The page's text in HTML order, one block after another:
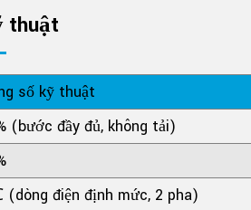
thuật
số kỹ thuật
(bước đầy đủ, không tải)
điện định mức, 2 pha)